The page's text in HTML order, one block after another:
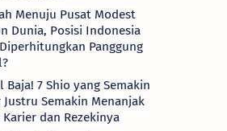
Menuju Pusat Modest
Dunia, Posisi Indonesia
Panggung
Baja! 7 Shio yang Semakin
Justru Semakin Menanjak
dan Rezekinya